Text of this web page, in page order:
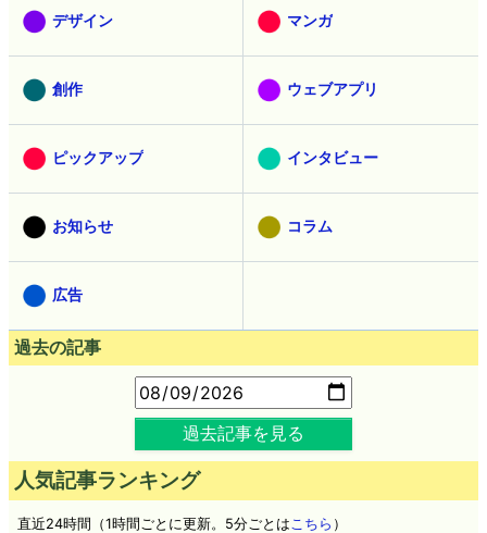
デザイン マンガ
創作 ウェブアプリ
ピックアップ インタビュー
お知らせ コラム
広告
過去の記事
過去記事を見る
人気記事ランキング
直近24時間（1時間ごとに更新。5分ごとは こちら ）